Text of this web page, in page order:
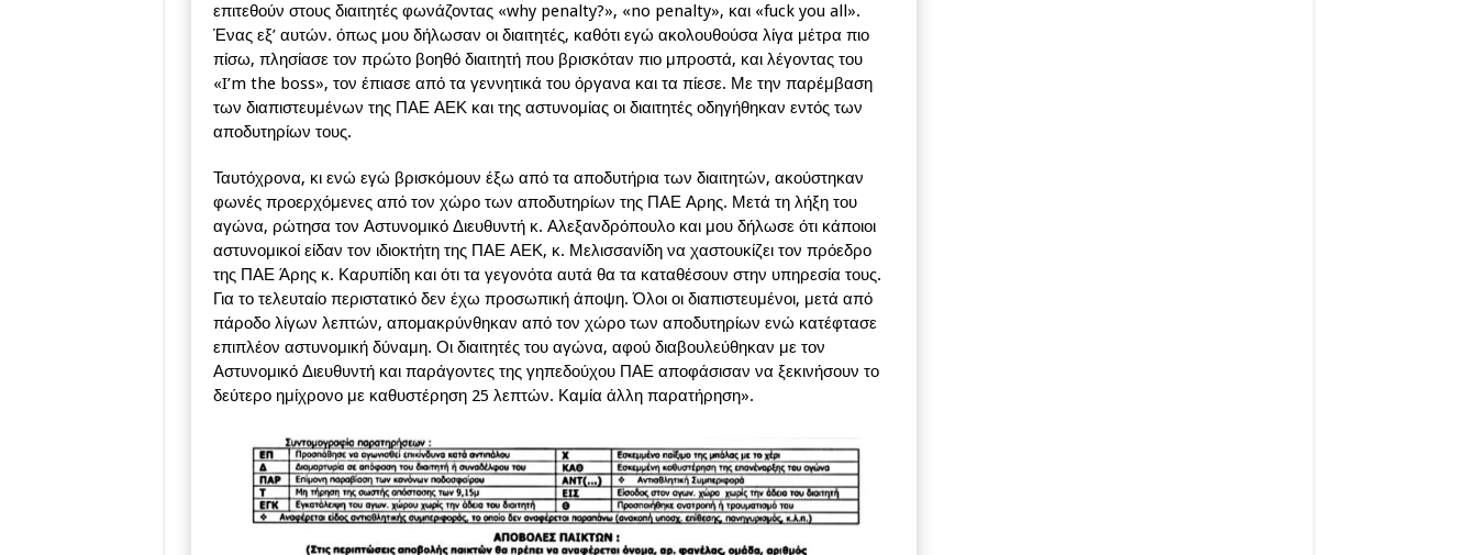
επιτεθούν στους διαιτητές φωνάζοντας «why penalty?», «no penalty», και «fuck you all».
Ένας εξ’ αυτών. όπως μου δήλωσαν οι διαιτητές, καθότι εγώ ακολουθούσα λίγα μέτρα πιο
πίσω, πλησίασε τον πρώτο βοηθό διαιτητή που βρισκόταν πιο μπροστά, και λέγοντας του
«I’m the boss», τον έπιασε από τα γεννητικά του όργανα και τα πίεσε. Με την παρέμβαση
των διαπιστευμένων της ΠΑΕ ΑΕΚ και της αστυνομίας οι διαιτητές οδηγήθηκαν εντός των
αποδυτηρίων τους.
Ταυτόχρονα, κι ενώ εγώ βρισκόμουν έξω από τα αποδυτήρια των διαιτητών, ακούστηκαν
φωνές προερχόμενες από τον χώρο των αποδυτηρίων της ΠΑΕ Αρης. Μετά τη λήξη του
αγώνα, ρώτησα τον Αστυνομικό Διευθυντή κ. Αλεξανδρόπουλο και μου δήλωσε ότι κάποιοι
αστυνομικοί είδαν τον ιδιοκτήτη της ΠΑΕ ΑΕΚ, κ. Μελισσανίδη να χαστουκίζει τον πρόεδρο
της ΠΑΕ Άρης κ. Καρυπίδη και ότι τα γεγονότα αυτά θα τα καταθέσουν στην υπηρεσία τους.
Για το τελευταίο περιστατικό δεν έχω προσωπική άποψη. Όλοι οι διαπιστευμένοι, μετά από
πάροδο λίγων λεπτών, απομακρύνθηκαν από τον χώρο των αποδυτηρίων ενώ κατέφτασε
επιπλέον αστυνομική δύναμη. Οι διαιτητές του αγώνα, αφού διαβουλεύθηκαν με τον
Αστυνομικό Διευθυντή και παράγοντες της γηπεδούχου ΠΑΕ αποφάσισαν να ξεκινήσουν το
δεύτερο ημίχρονο με καθυστέρηση 25 λεπτών. Καμία άλλη παρατήρηση».